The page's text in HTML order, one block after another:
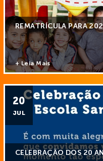
REMATRÍCULA PARA
+ Leia Mais
20
JUL
CELEBRAÇÃO DOS 20